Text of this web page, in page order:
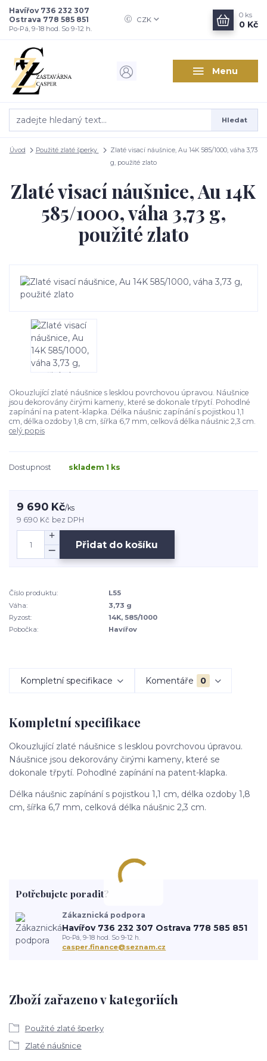
Menu
CZK
Hledat
Havířov 736 232 307
Ostrava 778 585 851
Po-Pá, 9-18 hod. So 9-12 h.
0 ks
0 Kč
Úvod Použité zlaté šperky
Zlaté visací náušnice, Au 14K 585/1000, váha 3,73
g, použité zlato
Zlaté visací náušnice, Au 14K
585/1000, váha 3,73 g,
použité zlato
Okouzlující zlaté náušnice s lesklou povrchovou úpravou. Náušnice
jsou dekorovány čirými kameny, které se dokonale třpytí. Pohodlné
zapínání na patent-klapka. Délka náušnic zapínání s pojistkou 1,1
cm, délka ozdoby 1,8 cm, šířka 6,7 mm, celková délka náušnic 2,3 cm.
celý popis
Dostupnost skladem 1 ks
9 690 Kč/ks
9 690 Kč bez DPH
Přidat do košíku
Číslo produktu:
L55
Váha:
3,73 g
Ryzost:
14K, 585/1000
Pobočka:
Havířov
Kompletní specifikace Komentáře 0
Kompletní specifikace
Okouzlující zlaté náušnice s lesklou povrchovou úpravou.
Náušnice jsou dekorovány čirými kameny, které se
dokonale třpytí. Pohodlné zapínání na patent-klapka.
Délka náušnic zapínání s pojistkou 1,1 cm, délka ozdoby 1,8
cm, šířka 6,7 mm, celková délka náušnic 2,3 cm.
Zboží zařazeno v kategoriích
Použité zlaté šperky
Zlaté náušnice
Potřebujete poradit?
Zákaznická podpora
Havířov 736 232 307 Ostrava 778 585 851
Po-Pá, 9-18 hod. So 9-12 h.
casper.finance@seznam.cz